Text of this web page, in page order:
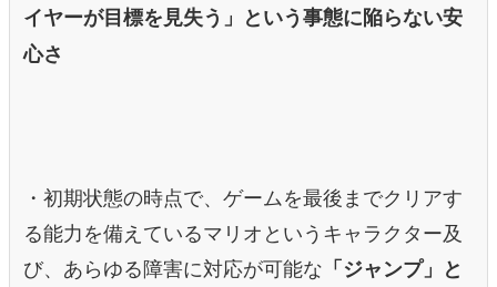
イヤーが目標を見失う」という事態に陥らない安
心さ
・初期状態の時点で、ゲームを最後までクリアす
る能力を備えているマリオというキャラクター及
び、あらゆる障害に対応が可能な 「ジャンプ」と